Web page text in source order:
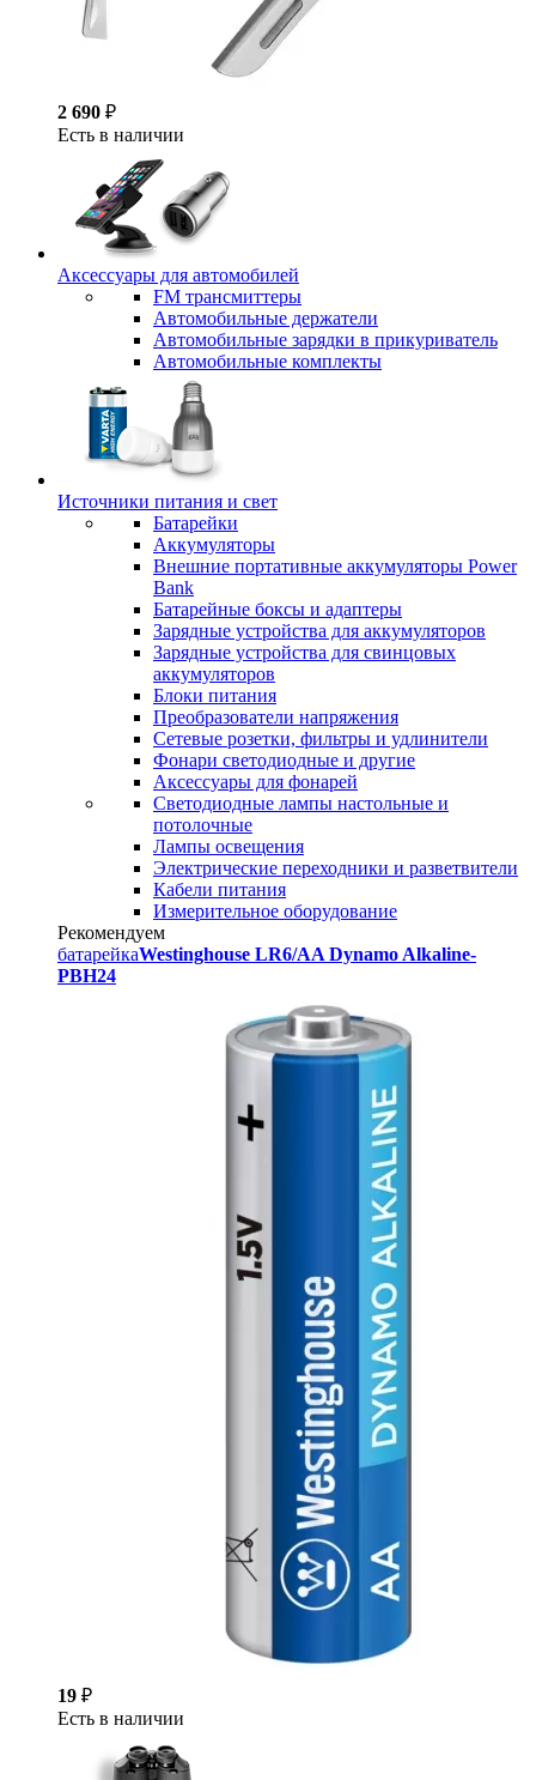
2 690 ₽
Есть в наличии
Аксессуары для автомобилей
FM трансмиттеры
Автомобильные держатели
Автомобильные зарядки в прикуриватель
Автомобильные комплекты
Источники питания и свет
Батарейки
Аккумуляторы
Внешние портативные аккумуляторы Power
Bank
Батарейные боксы и адаптеры
Зарядные устройства для аккумуляторов
Зарядные устройства для свинцовых
аккумуляторов
Блоки питания
Преобразователи напряжения
Сетевые розетки, фильтры и удлинители
Фонари светодиодные и другие
Аксессуары для фонарей
Светодиодные лампы настольные и
потолочные
Лампы освещения
Электрические переходники и разветвители
Кабели питания
Измерительное оборудование
Рекомендуем
батарейкаWestinghouse LR6/AA Dynamo Alkaline-
PBH24
19 ₽
Есть в наличии